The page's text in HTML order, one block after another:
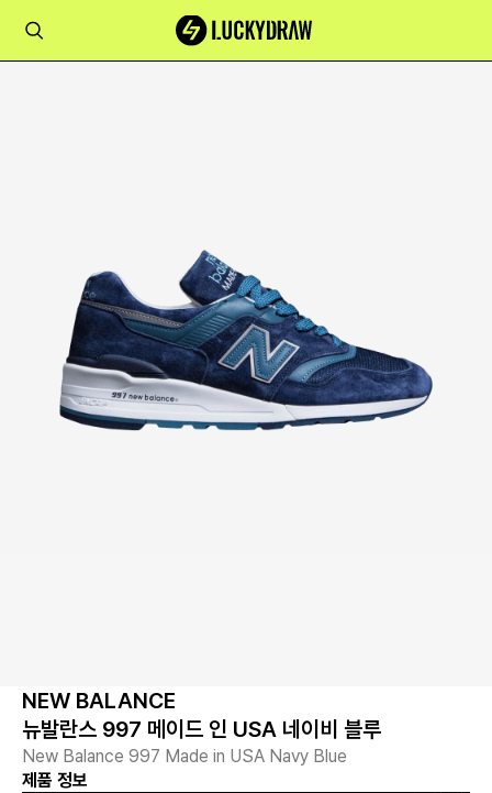
NEW BALANCE
뉴발란스 997 메이드 인 USA 네이비 블루
New Balance 997 Made in USA Navy Blue
제품 정보